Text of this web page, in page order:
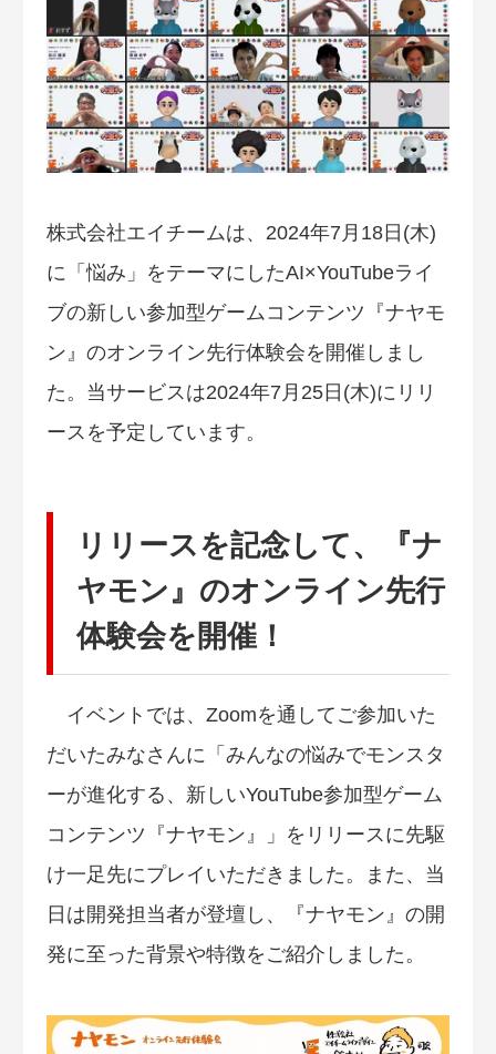
株式会社エイチームは、2024年7月18日(木)
に「悩み」をテーマにしたAI×YouTubeライ
ブの新しい参加型ゲームコンテンツ『ナヤモ
ン』のオンライン先行体験会を開催しまし
た。当サービスは2024年7月25日(木)にリリ
ースを予定しています。
リリースを記念して、『ナ
ヤモン』のオンライン先行
体験会を開催！
イベントでは、Zoomを通してご参加いた
だいたみなさんに「みんなの悩みでモンスタ
ーが進化する、新しいYouTube参加型ゲーム
コンテンツ『ナヤモン』」をリリースに先駆
け一足先にプレイいただきました。また、当
日は開発担当者が登壇し、『ナヤモン』の開
発に至った背景や特徴をご紹介しました。